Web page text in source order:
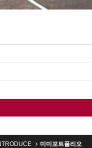
미미포트폴리오